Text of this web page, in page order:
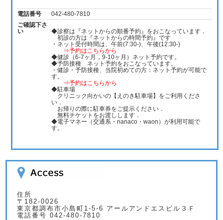
電話番号
042-480-7810
ご確認下さ
い
◆診察は『ネットからの順番予約』をおこなっています．
初診の方は『ネットからの時間予約』です
・ネット受付時間は、午前(7:30-)、午後(12:30-)
⇒予約はこちらから
◆健診（6-7ヶ月，9-10ヶ月）ネット予約です。
◆予防接種 ネット予約をおこなっています。
・健診・予防接種、当院初めての方：ネット予約が可能で
す。
⇒予約はこちらから
◆駐車場
クリニック向かいの【えのき駐車場】をご利用くださ
い．
お帰りの際に駐車券をご提示ください．
無料チケットをお渡しします．
◆電子マネー（交通系・nanaco・waon）が利用可能で
す。
住所
〒182-0026
東京都調布市小島町1-5-6 アールアンドエスビル３Ｆ
電話番号 042-480-7810